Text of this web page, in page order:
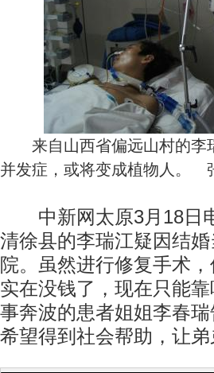
来自山西省偏远山村的李瑞
并发症，或将变成植物人。
中新网太原3月18日电
清徐县的李瑞江疑因结
院。虽然进行修复手术
实在没钱了，现在只能
事奔波的患者姐姐李春
希望得到社会帮助，让